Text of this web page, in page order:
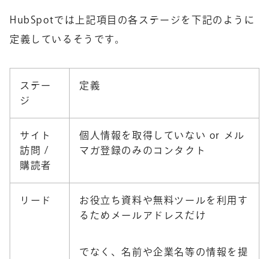
HubSpotでは上記項目の各ステージを下記のように
定義しているそうです。
ステー
ジ
定義
サイト
訪問 /
購読者
個人情報を取得していない or メル
マガ登録のみのコンタクト
リード
お役立ち資料や無料ツールを利用す
るためメールアドレスだけ
でなく、名前や企業名等の情報を提